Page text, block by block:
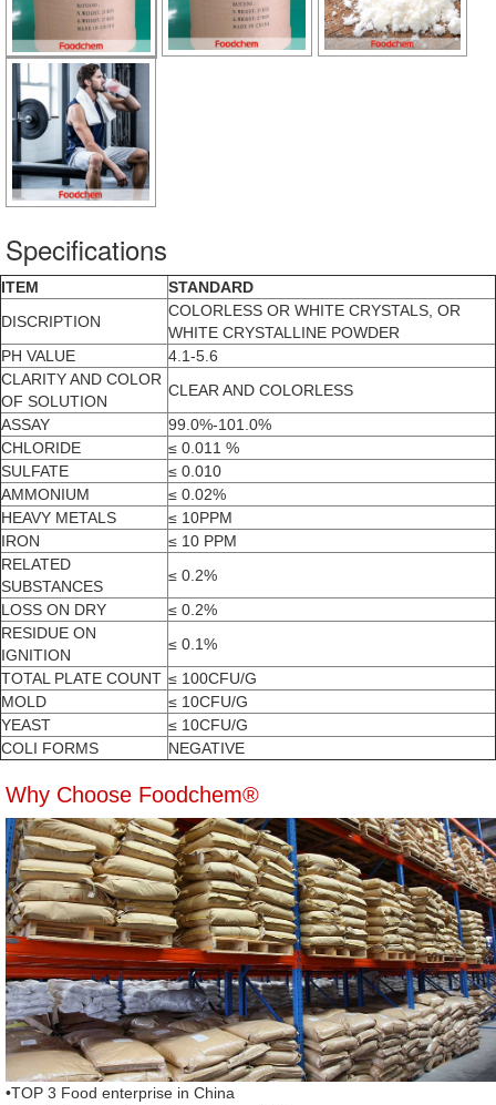
Specifications
ITEM
STANDARD
DISCRIPTION
COLORLESS OR WHITE CRYSTALS, OR
WHITE CRYSTALLINE POWDER
PH VALUE
4.1-5.6
CLARITY AND COLOR
OF SOLUTION
CLEAR AND COLORLESS
ASSAY
99.0%-101.0%
CHLORIDE
≤ 0.011 %
SULFATE
≤ 0.010
AMMONIUM
≤ 0.02%
HEAVY METALS
≤ 10PPM
IRON
≤ 10 PPM
RELATED
SUBSTANCES
≤ 0.2%
LOSS ON DRY
≤ 0.2%
RESIDUE ON
IGNITION
≤ 0.1%
TOTAL PLATE COUNT ≤ 100CFU/G
MOLD
≤ 10CFU/G
YEAST
≤ 10CFU/G
COLI FORMS
NEGATIVE
Why Choose Foodchem®
•TOP 3 Food enterprise in China